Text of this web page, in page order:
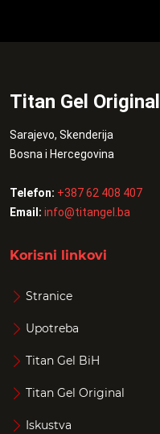
Titan Gel Original
Sarajevo, Skenderija
Bosna i Hercegovina
Telefon: +387 62 408 407
Email: info@titangel.ba
Korisni linkovi
Stranice
Upotreba
Titan Gel BiH
Titan Gel Original
Iskustva